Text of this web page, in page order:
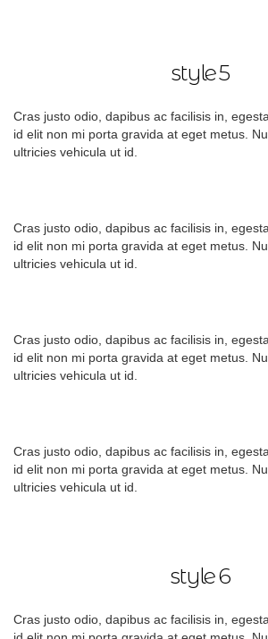
style 5
Cras justo odio, dapibus ac facilisis in,
id elit non mi porta gravida at eget metus.
ultricies vehicula ut id.
Cras justo odio, dapibus ac facilisis in,
id elit non mi porta gravida at eget metus.
ultricies vehicula ut id.
Cras justo odio, dapibus ac facilisis in,
id elit non mi porta gravida at eget metus.
ultricies vehicula ut id.
Cras justo odio, dapibus ac facilisis in,
id elit non mi porta gravida at eget metus.
ultricies vehicula ut id.
style 6
Cras justo odio, dapibus ac facilisis in,